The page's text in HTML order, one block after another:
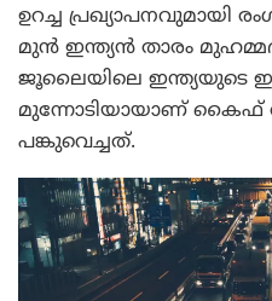
ഉറച്ച പ്രഖ്യാപനവുമായി
മുൻ ഇന്ത്യൻ താരം
ജൂലൈയിലെ ഇന്ത്യയുടെ
മുന്നോടിയായാണ് കൈഫ്
പങ്കുവെച്ചത്.